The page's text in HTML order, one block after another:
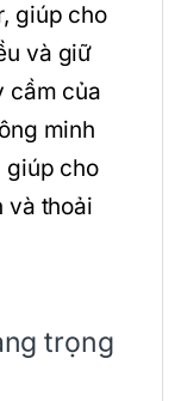
giúp cho
và giữ
cầm của
minh
giúp cho
và thoải
trọng